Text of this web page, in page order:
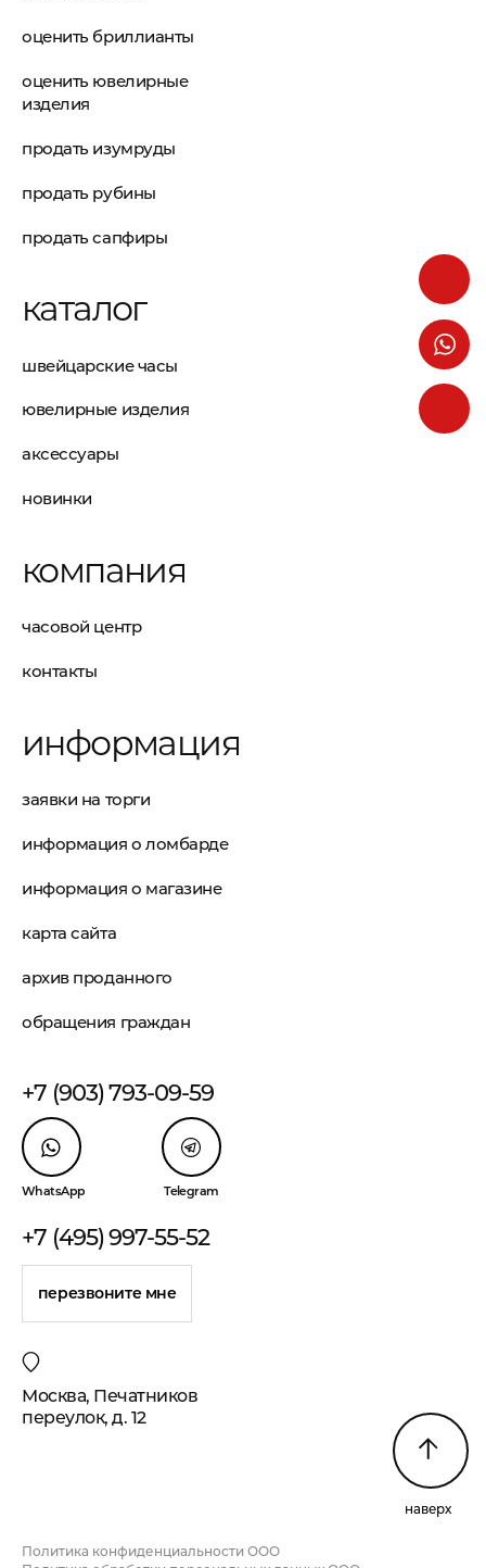
оценить бриллианты
оценить ювелирные
изделия
продать изумруды
продать рубины
продать сапфиры
каталог
швейцарские часы
ювелирные изделия
аксессуары
новинки
компания
часовой центр
контакты
информация
заявки на торги
информация о ломбарде
информация о магазине
карта сайта
архив проданного
обращения граждан
+7 (903) 793-09-59
WhatsApp Telegram
+7 (495) 997-55-52
перезвоните мне
Москва, Печатников
переулок, д. 12
наверх
Политика конфиденциальности ООО